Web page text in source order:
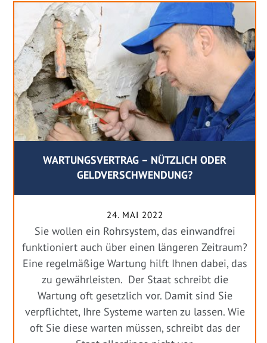
WARTUNGSVERTRAG – NÜTZLICH ODER
GELDVERSCHWENDUNG?
24. MAI 2022
Sie wollen ein Rohrsystem, das einwandfrei
funktioniert auch über einen längeren Zeitraum?
Eine regelmäßige Wartung hilft Ihnen dabei, das
zu gewährleisten. Der Staat schreibt die
Wartung oft gesetzlich vor. Damit sind Sie
verpflichtet, Ihre Systeme warten zu lassen. Wie
oft Sie diese warten müssen, schreibt das der